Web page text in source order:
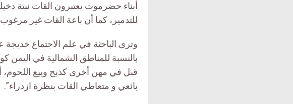
أبناء حضرموت يعتبرون القات نبتة
للتدمير، كما أن باعة القات غير
بالنسبة للمناطق الشمالية في اليمن
قبل في مهن أخرى كذبح وبيع اللحوم،
بائعي و متعاطي القات بنظرة ازدراء”.